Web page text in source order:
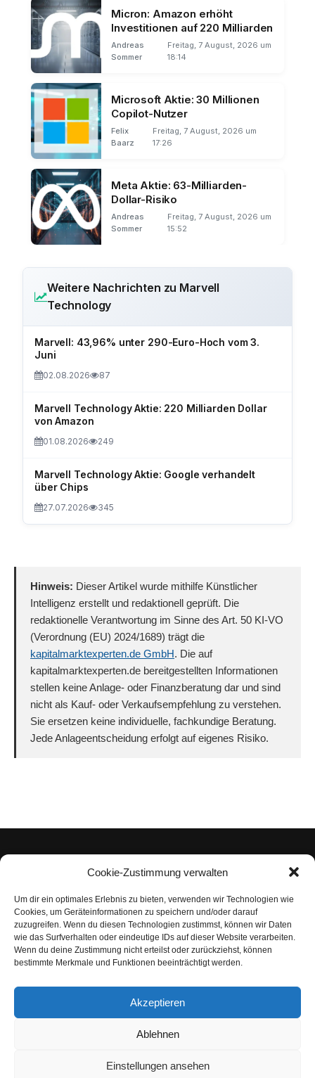
Cookie-Zustimmung verwalten
Um dir ein optimales Erlebnis zu bieten, verwenden wir Technologien wie
Cookies, um Geräteinformationen zu speichern und/oder darauf
zuzugreifen. Wenn du diesen Technologien zustimmst, können wir Daten
wie das Surfverhalten oder eindeutige IDs auf dieser Website verarbeiten.
Wenn du deine Zustimmung nicht erteilst oder zurückziehst, können
bestimmte Merkmale und Funktionen beeinträchtigt werden.
Akzeptieren
Ablehnen
Einstellungen ansehen
Micron: Amazon erhöht
Investitionen auf 220 Milliarden
Andreas
Sommer
Freitag, 7 August, 2026 um
18:14
Microsoft Aktie: 30 Millionen
Copilot-Nutzer
Felix
Baarz
Freitag, 7 August, 2026 um
17:26
Meta Aktie: 63-Milliarden-
Dollar-Risiko
Andreas
Sommer
Freitag, 7 August, 2026 um
15:52
Weitere Nachrichten zu Marvell
Technology
Marvell: 43,96% unter 290-Euro-Hoch vom 3.
Juni
02.08.2026 87
Marvell Technology Aktie: 220 Milliarden Dollar
von Amazon
01.08.2026 249
Marvell Technology Aktie: Google verhandelt
über Chips
27.07.2026 345
Hinweis: Dieser Artikel wurde mithilfe Künstlicher
Intelligenz erstellt und redaktionell geprüft. Die
redaktionelle Verantwortung im Sinne des Art. 50 KI-VO
(Verordnung (EU) 2024/1689) trägt die
kapitalmarktexperten.de GmbH. Die auf
kapitalmarktexperten.de bereitgestellten Informationen
stellen keine Anlage- oder Finanzberatung dar und sind
nicht als Kauf- oder Verkaufsempfehlung zu verstehen.
Sie ersetzen keine individuelle, fachkundige Beratung.
Jede Anlageentscheidung erfolgt auf eigenes Risiko.
Impressum
Datenschutzerklärung
Nutzungsbedingungen | Haftungsausschluss
AGB